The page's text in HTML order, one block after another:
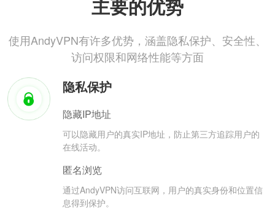
主要的优势
使用AndyVPN有许多优势，涵盖隐私保护、安全性、
访问权限和网络性能等方面
隐私保护
隐藏IP地址
可以隐藏用户的真实IP地址，防止第三方追踪用户的
在线活动。
匿名浏览
通过AndyVPN访问互联网，用户的真实身份和位置信
息得到保护。